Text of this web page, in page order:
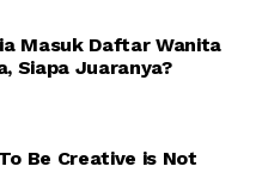
Masuk Daftar Wanita
Siapa Juaranya?
Be Creative is Not